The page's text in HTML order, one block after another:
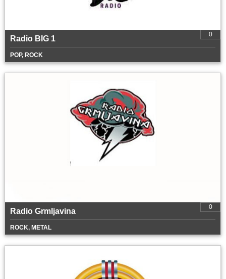
0
Radio BIG 1
POP, ROCK
0
Radio Grmljavina
ROCK, METAL